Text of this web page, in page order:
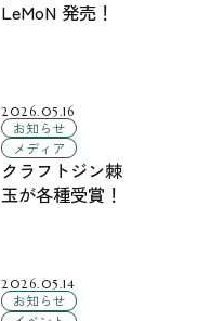
LeMoN 発売！
2026.05.16
お知らせ
メディア
クラフトジン棘
玉が各種受賞！
2026.05.14
お知らせ